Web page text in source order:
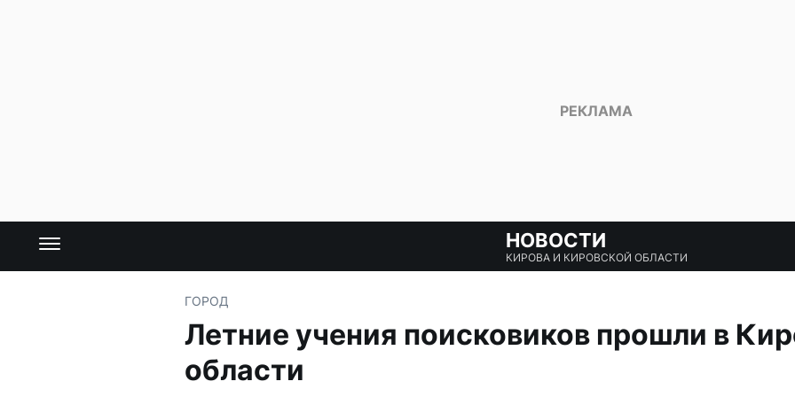
НОВОСТИ
КИРОВА И КИРОВСКОЙ ОБЛАСТИ
ГОРОД
Летние учения поисковиков прошли в
области